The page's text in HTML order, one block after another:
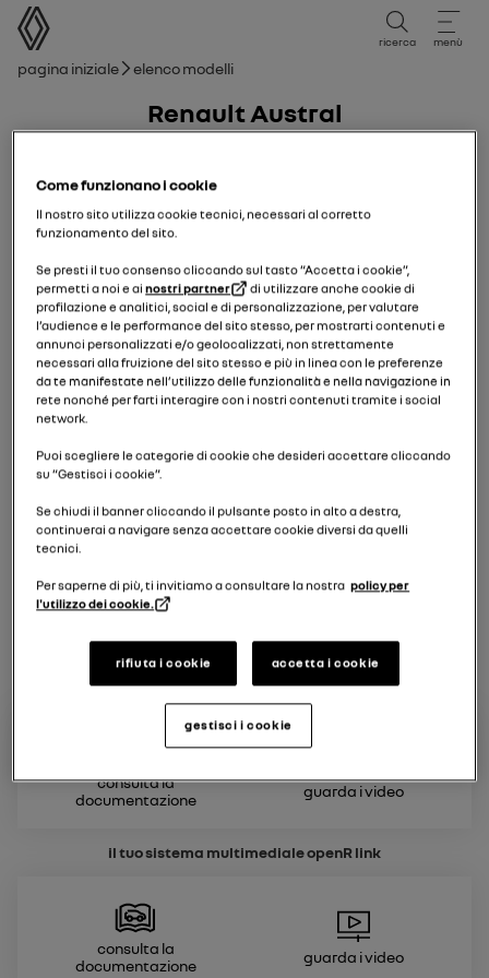
Manuale utente
ricerca menù
Breadcrumb
pagina iniziale Elenco modelli
Renault Austral
il tuo veicolo
Consulta la
documentazione
Guarda i video
il tuo sistema multimedialeopenR link
Consulta la
documentazione
Guarda i video
Come funzionano i cookie
Il nostro sito utilizza cookie tecnici, necessari al corretto
funzionamento del sito.
Se presti il tuo consenso cliccando sul tasto “Accetta i cookie”,
permetti a noi e ainostri partner
di utilizzare anche cookie di
profilazione e analitici, social e di personalizzazione, per valutare
l’audience e le performance del sito stesso, per mostrarti contenuti e
annunci personalizzati e/o geolocalizzati, non strettamente
necessari alla fruizione del sito stesso e più in linea con le preferenze
da te manifestate nell’utilizzo delle funzionalità e nella navigazione in
rete nonché per farti interagire con i nostri contenuti tramite i social
network.
Puoi scegliere le categorie di cookie che desideri accettare cliccando
su “Gestisci i cookie”.
Se chiudi il banner cliccando il pulsante posto in alto a destra,
continuerai a navigare senza accettare cookie diversi da quelli
tecnici.
Per saperne di più, ti invitiamo a consultare la nostra policy per
l'utilizzo dei cookie.
rifiuta i cookie accetta i cookie
gestisci i cookie